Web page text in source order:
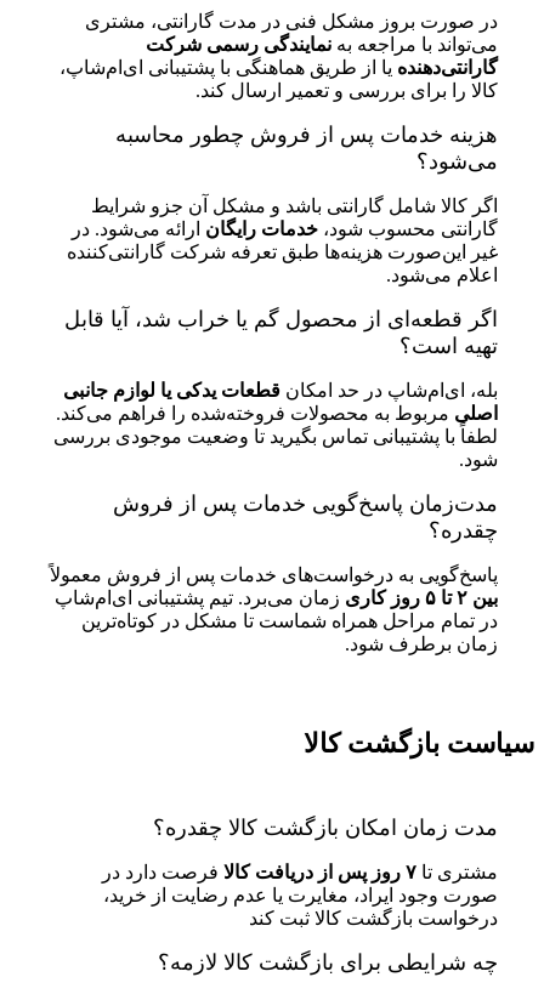
در صورت بروز مشکل فنی در مدت گارانتی، مشتری
می‌تواند با مراجعه به نمایندگی رسمی شرکت
گارانتی‌دهنده یا از طریق هماهنگی با پشتیبانی ای‌ام‌شاپ،
کالا را برای بررسی و تعمیر ارسال کند.
هزینه خدمات پس از فروش چطور محاسبه
می‌شود؟
اگر کالا شامل گارانتی باشد و مشکل آن جزو شرایط
گارانتی محسوب شود، خدمات رایگان ارائه می‌شود. در
غیر این‌صورت هزینه‌ها طبق تعرفه شرکت گارانتی‌کننده
اعلام می‌شود.
اگر قطعه‌ای از محصول گم یا خراب شد، آیا قابل
تهیه است؟
بله، ای‌ام‌شاپ در حد امکان قطعات یدکی یا لوازم جانبی
اصلی مربوط به محصولات فروخته‌شده را فراهم می‌کند.
لطفاً با پشتیبانی تماس بگیرید تا وضعیت موجودی بررسی
شود.
مدت‌زمان پاسخ‌گویی خدمات پس از فروش
چقدره؟
پاسخ‌گویی به درخواست‌های خدمات پس از فروش معمولاً
بین ۲ تا ۵ روز کاری
زمان می‌برد. تیم پشتیبانی ای‌ام‌شاپ
در تمام مراحل همراه شماست تا مشکل در کوتاه‌ترین
زمان برطرف شود.
سیاست بازگشت کالا
مدت زمان امکان بازگشت کالا چقدره؟
مشتری تا ۷ روز پس از دریافت کالا
فرصت دارد در
صورت وجود ایراد، مغایرت یا عدم رضایت از خرید،
درخواست بازگشت کالا ثبت کند
چه شرایطی برای بازگشت کالا لازمه؟